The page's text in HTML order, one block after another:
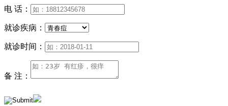
电 话：
就诊疾病：
就诊时间：
备 注：